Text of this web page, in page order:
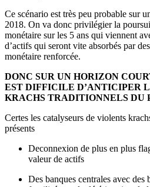
Ce scénario est très peu probable sur
2018. On va donc privilégier la
monétaire sur les 5 ans qui viennent
d’actifs qui seront vite absorbés par
monétaire renforcée.
DONC SUR UN HORIZON
EST DIFFICILE D’ANTICIPER
KRACHS TRADITIONNELS DU
Certes les catalyseurs de violents
présents
Deconnexion de plus en plus
valeur de actifs
Des banques centrales avec des